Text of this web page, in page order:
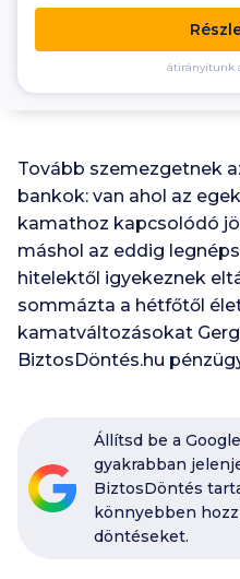
átirányítunk
Tovább szemezgetnek
bankok: van ahol az
kamathoz kapcsolódó
máshol az eddig
hitelektől igyekeznek
sommázta a hétfőtől
kamatváltozásokat
BiztosDöntés.hu
Állítsd be a
gyakrabban
BiztosDöntés
könnyebben
döntéseket.